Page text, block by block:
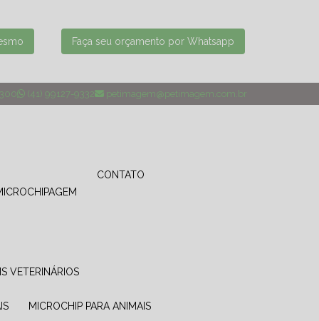
Faça seu orçamento por Whatsapp
(41) 99127-9332 petimagem@petimagem.com.br
MICROCHIPAGEM
CONTATO
VETERINÁRIOS
MICROCHIP PARA ANIMAIS